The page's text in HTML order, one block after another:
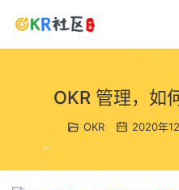
OKR 管理，如
OKR 2020年